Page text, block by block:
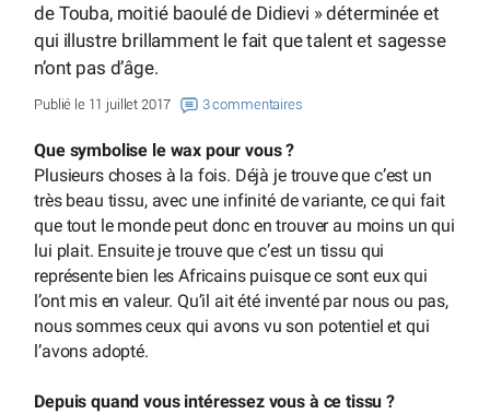
de Touba, moitié baoulé de Didievi » déterminée et
qui illustre brillamment le fait que talent et sagesse
n’ont pas d’âge.
Publié le 11 juillet 2017 3 commentaires
Que symbolise le wax pour vous ?
Plusieurs choses à la fois. Déjà je trouve que c’est un
très beau tissu, avec une infinité de variante, ce qui fait
que tout le monde peut donc en trouver au moins un qui
lui plait. Ensuite je trouve que c’est un tissu qui
représente bien les Africains puisque ce sont eux qui
l’ont mis en valeur. Qu’il ait été inventé par nous ou pas,
nous sommes ceux qui avons vu son potentiel et qui
l’avons adopté.
Depuis quand vous intéressez vous à ce tissu ?